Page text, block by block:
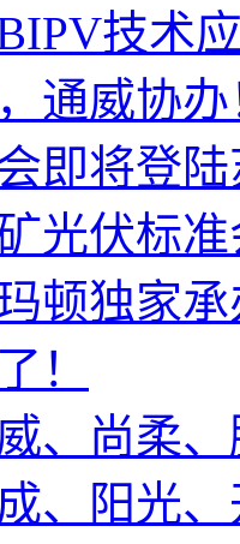
技术
通威协
即将登陆
光伏标
顿独家承
！
、尚柔
、阳光